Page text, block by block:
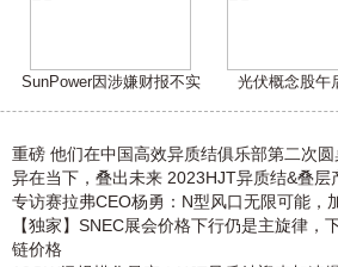
SunPower因涉嫌财报不实 光伏概念股午
重磅 他们在中国高效异质结俱乐部第二次
异在当下，叠出未来 2023HJT异质结&叠层
专访赛拉弗CEO杨勇：N型风口无限可能，
【独家】SNEC展会价格下行仍是主旋律，
链价格